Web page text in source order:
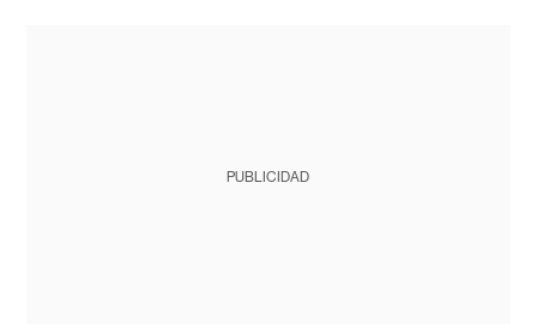
PUBLICIDAD